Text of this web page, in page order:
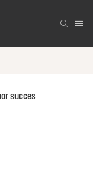
succes